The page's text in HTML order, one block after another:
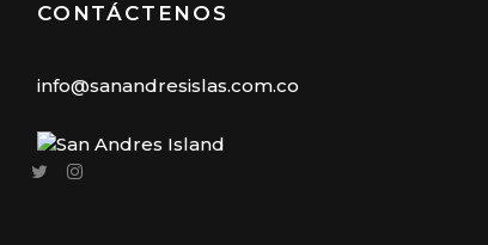
CONTÁCTENOS
info@sanandresislas.com.co